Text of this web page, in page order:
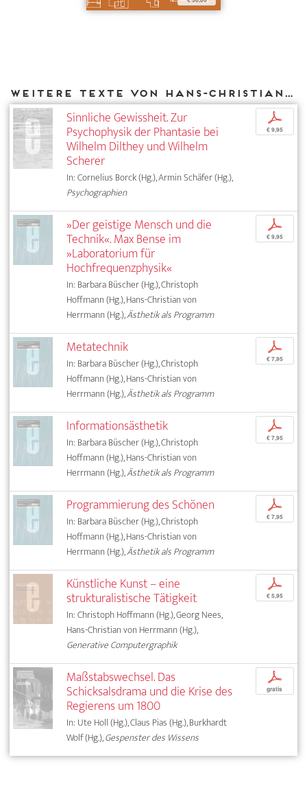
Weitere Texte von Hans-Christian von Herrmann bei DIAPHANES
Sinnliche Gewissheit. Zur
Psychophysik der Phantasie bei
Wilhelm Dilthey und Wilhelm
Scherer
In: Cornelius Borck (Hg.), Armin Schäfer (Hg.),
Psychographien
p
€ 9,95
»Der geistige Mensch und die
Technik«. Max Bense im
»Laboratorium für
Hochfrequenzphysik«
In: Barbara Büscher (Hg.), Christoph
Hoffmann (Hg.), Hans-Christian von
Herrmann (Hg.),Ästhetik als Programm
p
€ 9,95
Metatechnik
In: Barbara Büscher (Hg.), Christoph
Hoffmann (Hg.), Hans-Christian von
Herrmann (Hg.),Ästhetik als Programm
p
€ 7,95
Informationsästhetik
In: Barbara Büscher (Hg.), Christoph
Hoffmann (Hg.), Hans-Christian von
Herrmann (Hg.),Ästhetik als Programm
p
€ 7,95
Programmierung des Schönen
In: Barbara Büscher (Hg.), Christoph
Hoffmann (Hg.), Hans-Christian von
Herrmann (Hg.),Ästhetik als Programm
p
€ 7,95
Künstliche Kunst – eine
strukturalistische Tätigkeit
In: Christoph Hoffmann (Hg.), Georg Nees,
Hans-Christian von Herrmann (Hg.),
Generative Computergraphik
p
€ 5,95
Maßstabswechsel. Das
Schicksalsdrama und die Krise des
Regierens um 1800
In: Ute Holl (Hg.), Claus Pias (Hg.), Burkhardt
Wolf (Hg.),Gespenster des Wissens
p
gratis